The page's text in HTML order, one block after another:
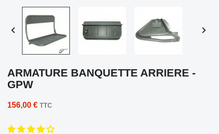
 
ARMATURE BANQUETTE ARRIERE -
GPW
156,00 € TTC